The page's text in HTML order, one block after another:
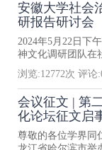
安徽大学社会
研报告研讨会
2024年5月22日下
神文化调研团队在
浏览:12772次 评论:
会议征文 | 第
化论坛征文启
尊敬的各位学界同